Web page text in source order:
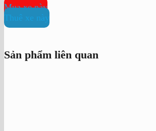
Mua xe này
Thuê xe này
Sản phẩm liên quan